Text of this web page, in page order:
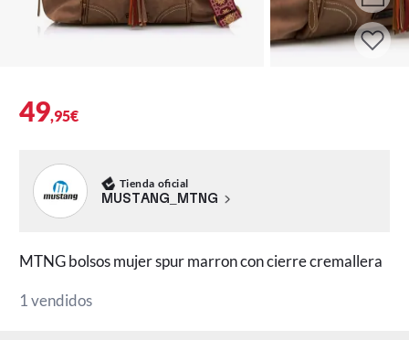
49,95€
Tienda oficial
MUSTANG_MTNG
MTNG bolsos mujer spur marron con cierre cremallera
1 vendidos